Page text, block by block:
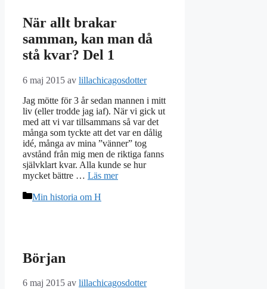
När allt brakar
samman, kan man då
stå kvar? Del 1
6 maj 2015 av lillachicagosdotter
Jag mötte för 3 år sedan mannen i mitt
liv (eller trodde jag iaf). När vi gick ut
med att vi var tillsammans så var det
många som tyckte att det var en dålig
idé, många av mina ”vänner” tog
avstånd från mig men de riktiga fanns
självklart kvar. Alla kunde se hur
mycket bättre … Läs mer
Kategorier
Min historia om H
Början
6 maj 2015 av lillachicagosdotter